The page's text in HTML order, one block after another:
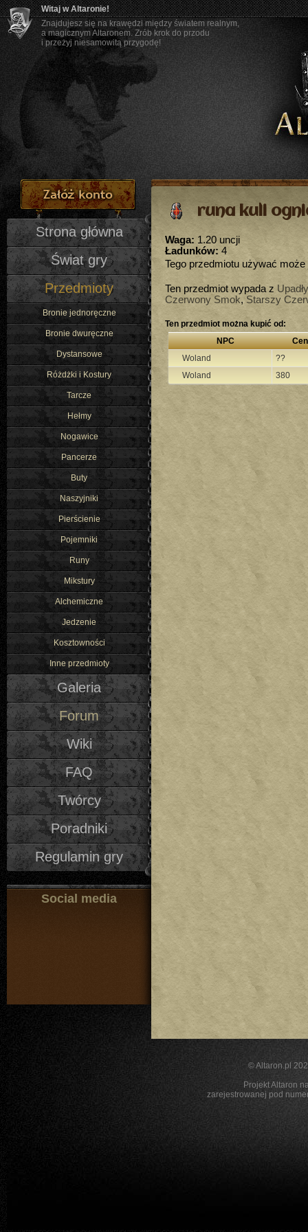
Witaj w Altaronie!
Znajdujesz się na krawędzi między światem realnym,
a magicznym Altaronem. Zrób krok do przodu
i przeżyj niesamowitą przygodę!
Strona główna
Świat gry
Przedmioty
Bronie jednoręczne
Bronie dwuręczne
Dystansowe
Różdżki i Kostury
Tarcze
Hełmy
Nogawice
Pancerze
Buty
Naszyjniki
Pierścienie
Pojemniki
Runy
Mikstury
Alchemiczne
Jedzenie
Kosztowności
Inne przedmioty
Galeria
Forum
Wiki
FAQ
Twórcy
Poradniki
Regulamin gry
Social media
runa kuli
Waga: 1.20 uncji
Ładunków: 4
Tego przedmiotu używać
Ten przedmiot wypada z
Czerwony Smok,Starszy
Ten przedmiot można kupić od:
NPC
Woland
??
Woland
380
©Altaron.pl
Projekt Altaron
zarejestrowanej pod